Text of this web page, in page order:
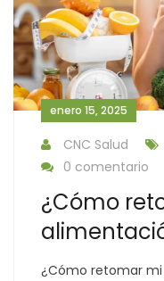
enero 15, 2025
CNC Salud
0 comentario
¿Cómo
¿Cómo retomar